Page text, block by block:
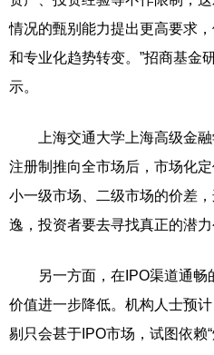
情况的甄别能力提出更高要求
和专业化趋势转变。”招商基金
示。
上海交通大学上海高级金融
注册制推向全市场后，市场化
小一级市场、二级市场的价差，
逸，投资者要去寻找真正的潜力
另一方面，在IPO渠道通畅
价值进一步降低。机构人士预
剔只会甚于IPO市场，试图依赖